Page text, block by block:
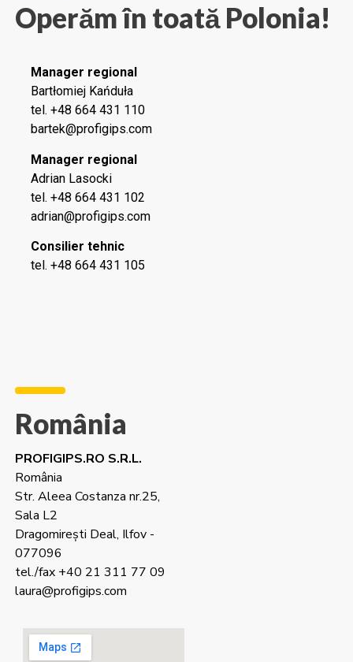
Operăm în toată Polonia!
Manager regional
Bartłomiej Kańduła
tel. +48 664 431 110
bartek@profigips.com
Manager regional
Adrian Lasocki
tel. +48 664 431 102
adrian@profigips.com
Consilier tehnic
tel. +48 664 431 105
România
PROFIGIPS.RO S.R.L.
România
Str. Aleea Costanza nr.25,
Sala L2
Dragomirești Deal, Ilfov -
077096
tel./fax +40 21 311 77 09
laura@profigips.com